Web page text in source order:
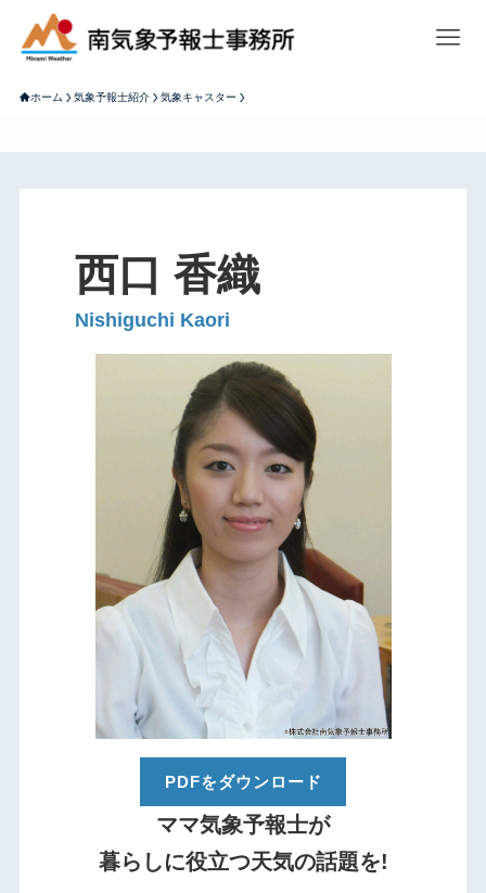
ホーム 気象予報士紹介 気象キャスター
西口 香織
Nishiguchi Kaori
PDFをダウンロード
ママ気象予報士が
暮らしに役立つ天気の話題を!